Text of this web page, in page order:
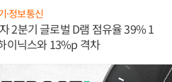
·정보통신
2분기 글로벌 D램 점유율 39% 1
이닉스와 13%p 격차